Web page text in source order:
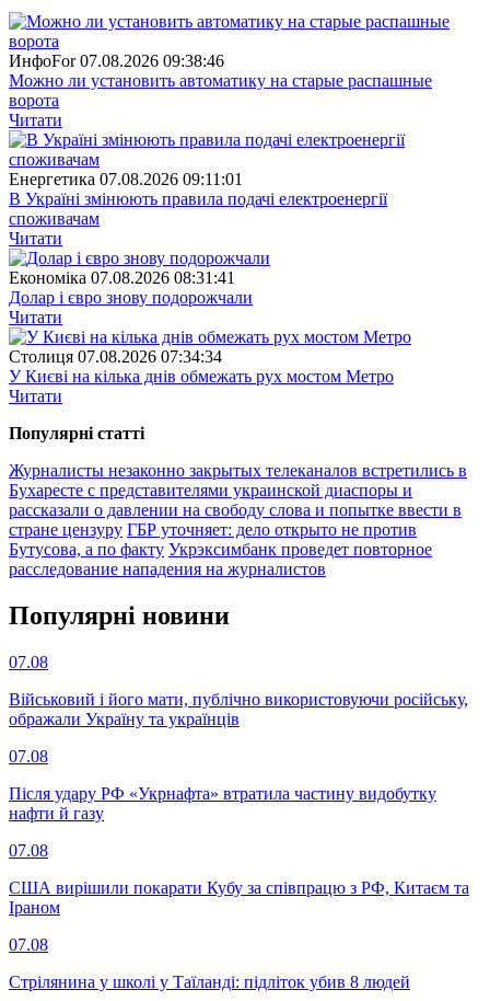
ИнфоFor 07.08.2026 09:38:46
Можно ли установить автоматику на старые распашные
ворота
Читати
Енергетика 07.08.2026 09:11:01
В Україні змінюють правила подачі електроенергії
споживачам
Читати
Економіка 07.08.2026 08:31:41
Долар і євро знову подорожчали
Читати
Столиця 07.08.2026 07:34:34
У Києві на кілька днів обмежать рух мостом Метро
Читати
Популярнi статтi
Журналисты незаконно закрытых телеканалов встретились в
Бухаресте с представителями украинской диаспоры и
рассказали о давлении на свободу слова и попытке ввести в
стране цензуру ГБР уточняет: дело открыто не против
Бутусова, а по факту Укрэксимбанк проведет повторное
расследование нападения на журналистов
Популярнi новини
07.08
Військовий і його мати, публічно використовуючи російську,
ображали Україну та українців
07.08
Після удару РФ «Укрнафта» втратила частину видобутку
нафти й газу
07.08
США вирішили покарати Кубу за співпрацю з РФ, Китаєм та
Іраном
07.08
Стрілянина у школі у Таїланді: підліток убив 8 людей